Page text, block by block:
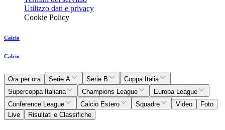
Utilizzo dati e privacy
Cookie Policy
Calcio
Calcio
Ora per ora Serie A Serie B
Coppa Italia
Supercoppa Italiana
Champions League
Europa League
Conference League
Calcio Estero Squadre Video
Foto
Live
Risultati e Classifiche